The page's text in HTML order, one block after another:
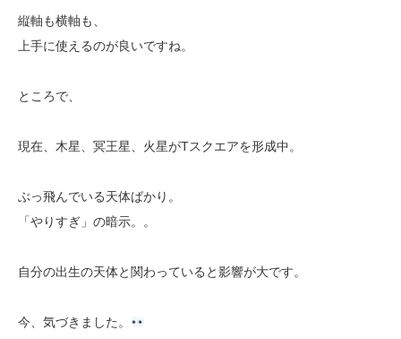
縦軸も横軸も、
上手に使えるのが良いですね。
ところで、
現在、木星、冥王星、火星がTスクエアを形成中。
ぶっ飛んでいる天体ばかり。
「やりすぎ」の暗示。。
自分の出生の天体と関わっていると影響が大です。
今、気づきました。